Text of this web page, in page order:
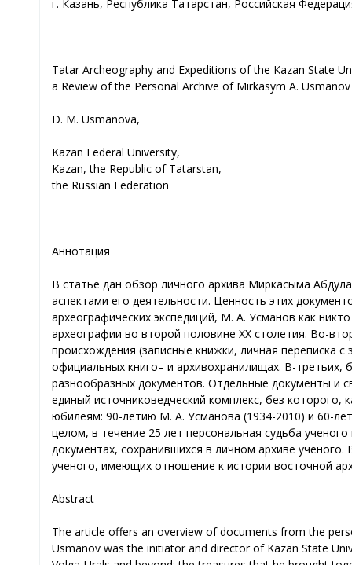
г. Казань, Республика Татарстан, Российская
Tatar Archeography and Expeditions of the Kazan State
a Review of the Personal Archive of Mirkasym A. Usmanov
D. М. Usmanova,
Kazan Federal University,
Kazan, the Republic of Tatarstan,
the Russian Federation
Аннотация
В статье дан обзор личного архива Миркасыма
аспектами его деятельности. Ценность этих
археографических экспедиций, М. А. Усманов как
археографии во второй половине ХХ столетия. Во-
происхождения (записные книжки, личная переписка
официальных книго– и архиво­хранилищах. В-
разнообразных документов. Отдельные документы и
единый источниковедческий комплекс, без
юбилеям: 90-летию М. А. Усманова (1934-2010) и 60-
целом, в течение 25 лет персональная судьба
документах, сохранившихся в личном архиве
ученого, имеющих отношение к истории восточной
Abstract
The article offers an overview of documents from the
Usmanov was the initiator and director of Kazan State